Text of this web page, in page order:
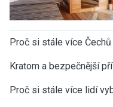
Proč si stále více
Kratom a bezpečnější
Proč si stále více lidí